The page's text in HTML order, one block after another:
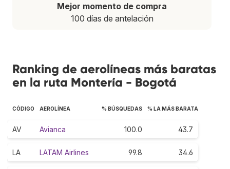
Mejor momento de compra
100 días de antelación
Ranking de aerolíneas más baratas
en la ruta Montería - Bogotá
CÓDIGO AEROLÍNEA % BÚSQUEDAS % LA MÁS BARATA
AV Avianca 100.0 43.7
LA LATAM Airlines 99.8 34.6